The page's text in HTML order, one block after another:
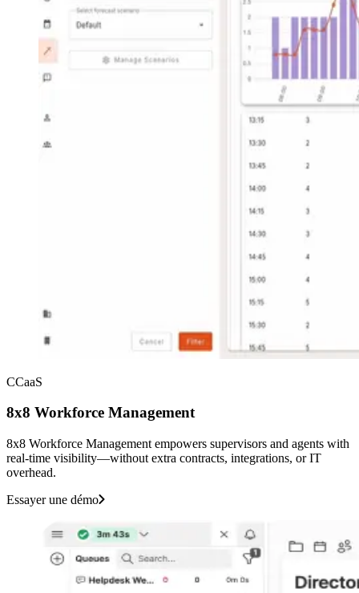
CCaaS
8x8 Workforce Management
8x8 Workforce Management empowers supervisors and agents with
real-time visibility—without extra contracts, integrations, or IT
overhead.‌ ‍ ‍‍‌‍ ‌ ‍‌‍‍‌‌‍‌ ‌‍‍‌‌‍ ‍‍‍ ‍‍‍‍‌ ‌‍‌‌‍ ‍‌‍‍‌‌ ‌‌ ‍‌‍ ‍‌‍‍‌‌‍ ‍‍‍ ‍‍‌‍‍‌ ‍‌‍‌‌‌‍‌‍‍‍ ‍‍‍‍‌‍‍‌ ‌‌ ‌‌ ‌ ‍‍‍ ‍ ‌ ‌ ‌‌ ‌‌‌‍‌‌‍‍‌‌‍ ‍ ‍ ‍‌ ‍ ‍‍ ‍‌‍ ‌‍ ‌‍ ‌‍ ‌‍‍‌‌‍ ‍‌ ‌‌‍‌‌‌‍ ‍‌ ‌‍ ‌‍‌‌‌‍‌‌‍‍‌‌ ‌‍ ‌‍ ‌‌‍ ‌‍‌‌‍‌‌ ‌‌ ‌ ‍‌‍‌‌‌ ‌‍‌‌‌‍ ‍‌ ‌‌‍‌‌ ‌‌‍‍‌‌‍ ‌‍ ‍ ‍ ‌‍‍‌‌‍‌ ‌‌‍‌‍‌‍‌‌‍‌‍ ‍‌ ‍‌ ‌‍ ‌ ‌‍‍ ‌ ‌ ‌‌‍‌ ‌‍ ‌ ‌‌‍‌‌‌‍‍ ‌ ‍ ‌ ‍ ‌ ‌ ‌‍‌‍ ‌ ‍ ‌‌ ‌‍‌‌ ‍ ‌‍‌‍‌ ‌ ‌ ‌‍‌‍ ‍ ‍ ‌ ‌‌ ‍‌‌ ‌‍‌‌ ‌‌ ‌‍‌‌‍‌ ‌‍‌‌ ‍ ‌ ‌‍‌‌ ‌‌‍‍ ‌‌ ‌‍‌‌‍‌ ‌‍‌‌‌‍‌ ‌‌‌‍‍‌‌‍ ‌‍‌‌‍‌‌‌ ‍‍‌‌ ‌‌‌‍‌‌ ‌‍‍ ‌‍‌‌‌ ‍‌‍‌‌ ‌‌‍‌‌ ‌‌‍‌‌ ‍ ‍‌‍ ‌‌‌‍‌‍ ‌‌‍‌‌‍‌‌ ‌‍‌‌‌‍‍ ‌ ‌‍‌‌‍ ‍‌‌ ‍ ‍‍‌‌ ‌‌‌‌‍ ‍‌‍‍‌‍ ‌‍‌‌ ‍‌‍‌‌ ‌‌‌‍‌‌ ‌‍‍ ‌‍‌‌‌ ‍‌‍‌‌ ‌‌‍‌‌ ‌‌‍‌‌ ‍ ‍‌‍‌‌‌‍ ‍‍‌‌ ‍ ‍‍‌‌ ‌‌‌‌‍ ‍‌ ‌‍‌‍‌‌‍ ‌ ‌‌‌‍‌‌‍‌‌ ‌‌‌‍‌‌ ‌‍‍ ‌‍‌‌‌ ‍‌‍‌‌ ‌‌‍‌‌ ‌‌‍‌‌ ‍ ‍ ‌‌‍‌ ‍‌‌‍‌‌‍‍‌‍‌ ‌‌‌‍‌‌‌‍‌ ‌ ‌‍‌‌ ‍ ‍‍‌‌ ‌‌‌‌‍ ‍‌‍ ‌‍‍‌‍‍‌‌‍ ‌‍‌‌ ‍‌‍‌‌‌‍ ‍‍‌‌ ‌‌‌‍‌‌ ‌‍‍ ‌‍‌‌‌ ‍‌‍‌‌ ‌‌‍‌‌ ‌‌‍‌‌ ‍ ‍‌‍‌‌‍‌‌ ‍ ‍‌‌‍‌ ‌‌ ‌‍‌‍ ‌‍‌‍ ‍‌‌ ‍ ‍‍‌‌ ‌‌‌‌‍ ‍‌ ‌‌‍‌‌‌ ‍‌ ‌ ‌‍‍‌‍‌‌ ‌‍‌‌‌‌‌‌‌ ‍‌‍ ‌‌‍‍‌ ‌‌ ‌‌ ‌ ‍‌‌ ‌‌‍‌‌ ‍‌‌‍‍‌‌ ‍‌‌‍‌ ‌ ‌‌ ‌‌‌‍‌‌‍‍‌‌‍ ‍ ‍ ‍‌ ‍ ‍‍ ‍‌‍ ‌‍ ‌‍ ‌‍‌‍‌‍‍‌‌‍‌ ‌‌‍‌‍‌‍‌‌‍‌‍ ‍‌ ‍‌ ‌‍ ‌ ‌‍‍ ‌ ‌ ‌‌‍‌ ‌‍ ‌ ‌‌‍‌‌‌‍‍ ‌ ‍ ‌ ‍ ‌ ‌ ‌‍‌‍ ‌ ‍ ‌‌ ‌‍‌‌ ‍ ‌‍‌‍‌ ‌ ‌ ‌‍‌‍ ‍‍‌‍‌ ‌‌ ‍‌‌ ‌‍‌‌ ‌‌ ‌‍‌‌‍‌ ‌‍‌‌‍‌‍‌ ‌‍‌‌ ‌‌‍‍ ‌‌ ‌‍‌‌‍‌ ‌‍‌‌‌‍‌ ‌‌‌‍‍‌‌‍ ‌‍‌‌‍‌‌‌ ‍‍‌‌ ‌‌‌‍‌‌ ‌‍‍ ‌‍‌‌‌ ‍‌‍‌‌ ‌‌‍‌‌ ‌‌‍‌‌ ‍ ‍‌‍ ‌‌‌‍‌‍ ‌‌‍‌‌‍‌‌ ‌‍‌‌‌‍‍ ‌ ‌‍‌‌‍ ‍‌‌ ‍ ‍‍‌‌ ‌‌‌‌‍ ‍‌‍‍‌‍ ‌‍‌‌ ‍‌‍‌‌ ‌‌‌‍‌‌ ‌‍‍ ‌‍‌‌‌ ‍‌‍‌‌ ‌‌‍‌‌ ‌‌‍‌‌ ‍ ‍‌‍‌‌‌‍ ‍‍‌‌ ‍ ‍‍‌‌ ‌‌‌‌‍ ‍‌ ‌‍‌‍‌‌‍ ‌ ‌‌‌‍‌‌‍‌‌ ‌‌‌‍‌‌ ‌‍‍ ‌‍‌‌‌ ‍‌‍‌‌ ‌‌‍‌‌ ‌‌‍‌‌ ‍ ‍ ‌‌‍‌ ‍‌‌‍‌‌‍‍‌‍‌ ‌‌‌‍‌‌‌‍‌ ‌ ‌‍‌‌ ‍ ‍‍‌‌ ‌‌‌‌‍ ‍‌‍ ‌‍‍‌‍‍‌‌‍ ‌‍‌‌ ‍‌‍‌‌‌‍ ‍‍‌‌ ‌‌‌‍‌‌ ‌‍‍ ‌‍‌‌‌ ‍‌‍‌‌ ‌‌‍‌‌ ‌‌‍‌‌ ‍ ‍‌‍‌‌‍‌‌ ‍ ‍‌‌‍‌ ‌‌ ‌‍‌‍ ‌‍‌‍ ‍‌‌ ‍ ‍‍‌‌ ‌‌‌‌‍ ‍‌ ‌‌‍‌‌‌ ‍‌ ‌‍‍‌ ‌
Essayer une démo